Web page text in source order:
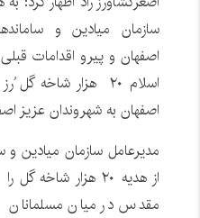
سازمان میادین و
اصفهان و پیرو اقدامات
اسلام ۲۰ هزار شاخه
اصفهان به شهروندان عزیز
مدیرعامل سازمان
از هدیه ۲۰ هزار
مقدس در میان